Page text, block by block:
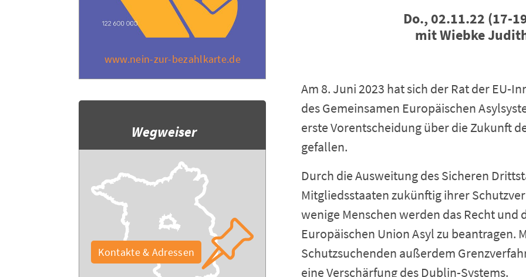
Do., 02.11.22 (17-
mit Wiebke
Am 8. Juni 2023 hat sich der Rat der EU-
des Gemeinsamen Europäischen
erste Vorentscheidung über die Zukunft
gefallen.
Durch die Ausweitung des Sicheren
Mitgliedsstaaten zukünftig ihrer
wenige Menschen werden das Recht und
Europäischen Union Asyl zu beantragen.
Schutzsuchenden außerdem
eine Verschärfung des Dublin-Systems.
www.nein-zur-bezahlkarte.de
Wegweiser
Kontakte & Adressen